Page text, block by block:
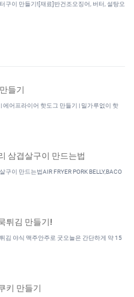
구이 만들기![재료]반건조오징어, 버터, 설탕오
들기
에어프라이어 핫도그 만들기 | 밀가루없이 핫
삼겹살구이 만드는법
이 만드는법AIR FRYER PORK BELLY,BACO
튀김 만들기!
김 야식 맥주안주로 굿오늘은 간단하게 약 15
키 만들기